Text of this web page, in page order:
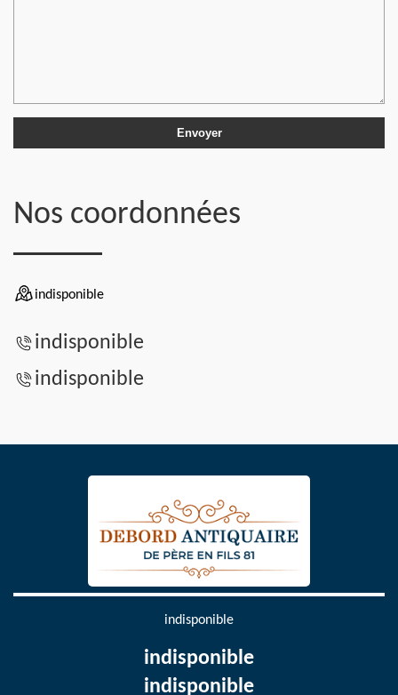
Nos coordonnées
indisponible
indisponible
indisponible
indisponible
indisponible
indisponible